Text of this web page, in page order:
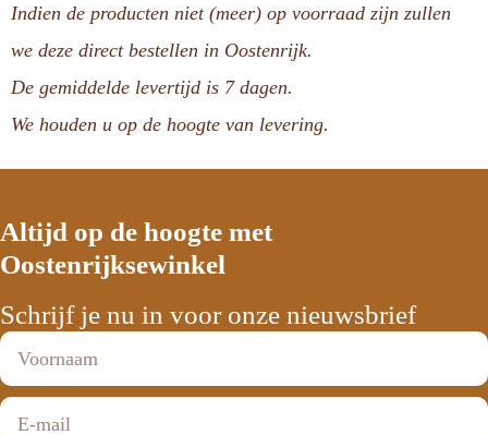
Indien de producten niet (meer) op voorraad zijn zullen
we deze direct bestellen in Oostenrijk.
De gemiddelde levertijd is 7 dagen.
We houden u op de hoogte van levering.
Altijd op de hoogte met
Oostenrijksewinkel
Schrijf je nu in voor onze nieuwsbrief